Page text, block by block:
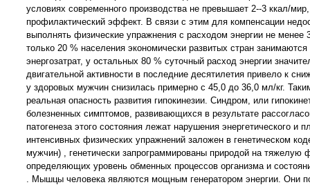
условиях современного производства не превышает 2--3 ккал/
профилактический эффект. В связи с этим для компенсации
выполнять физические упражнения с расходом энергии не
только 20 % населения экономически развитых стран
энергозатрат, у остальных 80 % суточный расход энергии
двигательной активности в последние десятилетия привело к
у здоровых мужчин снизилась примерно с 45,0 до 36,0 мл/кг.
реальная опасность развития гипокинезии. Синдром, или
болезненных симптомов, развивающихся в результате
патогенеза этого состояния лежат нарушения энергетического
интенсивных физических упражнений заложен в генетическом
мужчин) , генетически запрограммированы природой на тяжелую
определяющих уровень обменных процессов организма и
. Мышцы человека являются мощным генератором энергии. Они